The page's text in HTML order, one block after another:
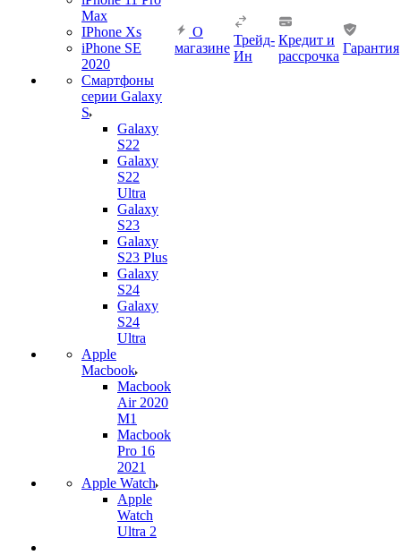
Max
IPhone Xs
iPhone SE
2020
Смартфоны
серии Galaxy
S
Galaxy
S22
Galaxy
S22
Ultra
Galaxy
S23
Galaxy
S23 Plus
Galaxy
S24
Galaxy
S24
Ultra
Apple
Macbook
Macbook
Air 2020
M1
Macbook
Pro 16
2021
Apple Watch
Apple
Watch
Ultra 2
О
магазине
Трейд-
Ин
Кредит и
рассрочка
Гарантия